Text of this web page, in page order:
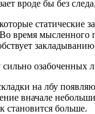
вроде бы без
статические
время
озабоченных
на лбу
вначале
становится больше.